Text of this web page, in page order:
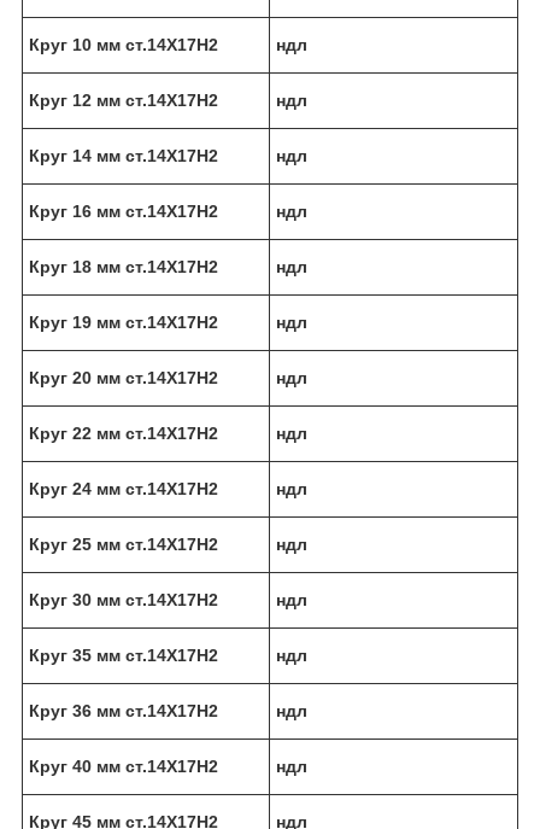
Круг 10 мм ст.14Х17Н2 ндл
Круг 12 мм ст.14Х17Н2 ндл
Круг 14 мм ст.14Х17Н2 ндл
Круг 16 мм ст.14Х17Н2 ндл
Круг 18 мм ст.14Х17Н2 ндл
Круг 19 мм ст.14Х17Н2 ндл
Круг 20 мм ст.14Х17Н2 ндл
Круг 22 мм ст.14Х17Н2 ндл
Круг 24 мм ст.14Х17Н2 ндл
Круг 25 мм ст.14Х17Н2 ндл
Круг 30 мм ст.14Х17Н2 ндл
Круг 35 мм ст.14Х17Н2 ндл
Круг 36 мм ст.14Х17Н2 ндл
Круг 40 мм ст.14Х17Н2 ндл
Круг 45 мм ст.14Х17Н2 ндл